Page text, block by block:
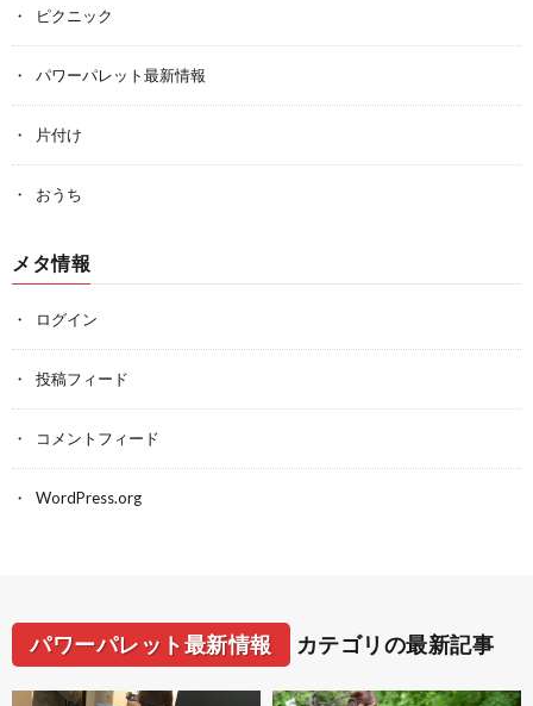
ピクニック
パワーパレット最新情報
片付け
おうち
メタ情報
ログイン
投稿フィード
コメントフィード
WordPress.org
パワーパレット最新情報 カテゴリの最新記事